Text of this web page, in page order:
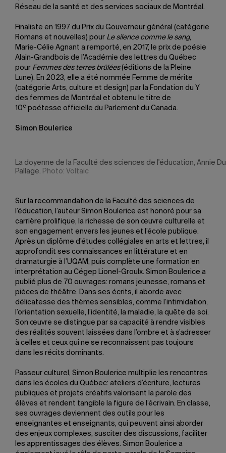
Réseau de la santé et des services sociaux de Montréal.
Finaliste en 1997 du Prix du Gouverneur général (catégorie
Romans et nouvelles) pour Le silence comme le sang,
Marie-Célie Agnant a remporté, en 2017, le prix de poésie
Alain-Grandbois de l’Académie des lettres du Québec
pour Femmes des terres brûlées(éditions de la Pleine
Lune). En 2023, elle a été nommée Femme de mérite
(catégorie Arts, culture et design) par la Fondation du Y
des femmes de Montréal et obtenu le titre de
10 e poétesse officielle du Parlement du Canada.
Simon Boulerice
La doyenne de la Faculté des sciences de l'éducation, Annie
Pallage. Photo: Voltaic
Sur la recommandation de la Faculté des sciences de
l’éducation, l’auteur Simon Boulerice est honoré pour sa
carrière prolifique, la richesse de son œuvre culturelle et
son engagement envers les jeunes et l’école publique.
Après un diplôme d’études collégiales en arts et lettres, il
approfondit ses connaissances en littérature et en
dramaturgie à l’UQAM, puis complète une formation en
interprétation au Cégep Lionel-Groulx. Simon Boulerice a
publié plus de 70 ouvrages: romans jeunesse, romans et
pièces de théâtre. Dans ses écrits, il aborde avec
délicatesse des thèmes sensibles, comme l’intimidation,
l’orientation sexuelle, l’identité, la maladie, la quête de soi.
Son œuvre se distingue par sa capacité à rendre visibles
des réalités souvent laissées dans l’ombre et à s’adresser
à celles et ceux qui ne se reconnaissent pas toujours
dans les récits dominants.
Passeur culturel, Simon Boulerice multiplie les rencontres
dans les écoles du Québec: ateliers d’écriture, lectures
publiques et projets créatifs valorisent la parole des
élèves et rendent tangible la figure de l’écrivain. En classe,
ses ouvrages deviennent des outils pour les
enseignantes et enseignants, qui peuvent ainsi aborder
des enjeux complexes, susciter des discussions, faciliter
les apprentissages des élèves. Simon Boulerice a